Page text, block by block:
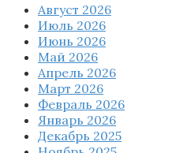
Август 2026
Июль 2026
Июнь 2026
Май 2026
Апрель 2026
Март 2026
Февраль 2026
Январь 2026
Декабрь 2025